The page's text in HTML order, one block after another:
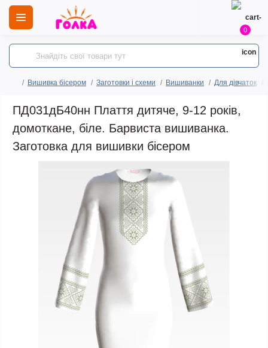
0
Вишивка бісером Заготовки і схеми Вишиванки Для дівчаток
ПД031дБ40нн Плаття дитяче, 9-12 років,
домоткане, біле. Барвиста вишиванка.
Заготовка для вишивки бісером